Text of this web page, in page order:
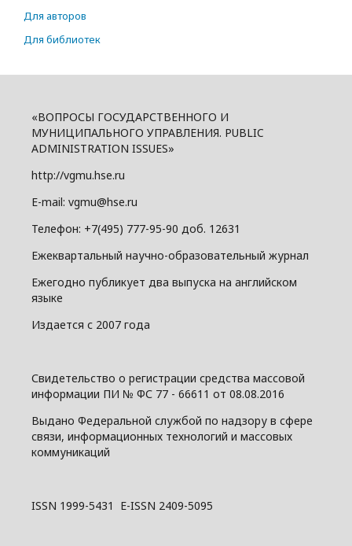
Для авторов
Для библиотек
«ВОПРОСЫ ГОСУДАРСТВЕННОГО И
МУНИЦИПАЛЬНОГО УПРАВЛЕНИЯ. PUBLIC
ADMINISTRATION ISSUES»
http://vgmu.hse.ru
E-mail: vgmu@hse.ru
Телефон: +7(495) 777-95-90 доб. 12631
Ежеквартальный научно-образовательный журнал
Ежегодно публикует два выпуска на английском
языке
Издается с 2007 года
Свидетельство о регистрации средства массовой
информации ПИ № ФС 77 - 66611 от 08.08.2016
Выдано Федеральной службой по надзору в сфере
связи, информационных технологий и массовых
коммуникаций
ISSN 1999-5431 E-ISSN 2409-5095